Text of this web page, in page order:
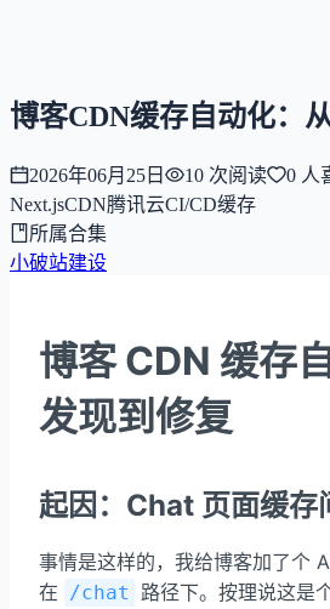
博客CDN缓存自动化：
2026年06月25日 10 次阅读 0 人
Next.jsCDN腾讯云CI/CD缓存
所属合集
小破站建设
博客 CDN 缓存
发现到修复
起因：Chat 页面缓存
事情是这样的，我给博客加了个
在 /chat 路径下。按理说这是